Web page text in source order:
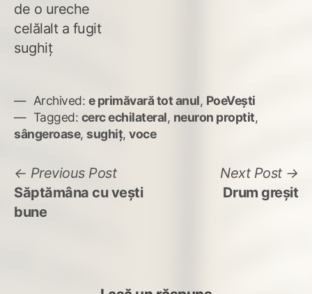
de o ureche
celălalt a fugit
sughiț
Archived: e primăvară tot anul, PoeVești
Tagged: cerc echilateral, neuron proptit,
sângeroase, sughiț, voce
Navigare
în
Previous PostPrevious
post:
Săptămâna cu vești
bune
Next Post
Drum greșit